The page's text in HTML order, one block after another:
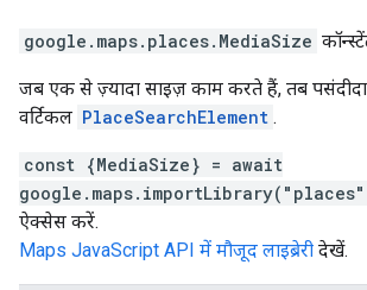
google.maps.places. MediaSize
जब एक से ज़्यादा साइज़ काम करते हैं, तब
वर्टिकल PlaceSearchElement .
const {MediaSize} = await
ऐक्सेस करें.
Maps JavaScript API में मौजूद लाइब्रेरी देखें.